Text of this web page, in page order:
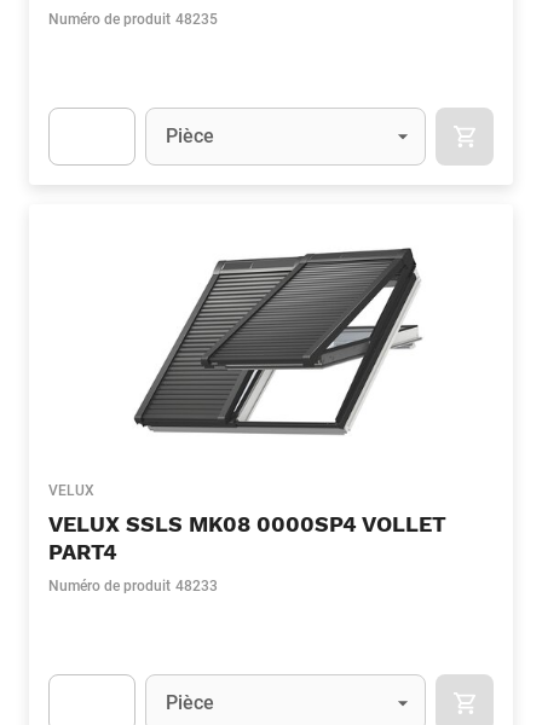
Numéro de produit 48235
Unité
Pièce
VELUX
VELUX SSLS MK08 0000SP4 VOLLET
PART4
Numéro de produit 48233
Unité
Pièce